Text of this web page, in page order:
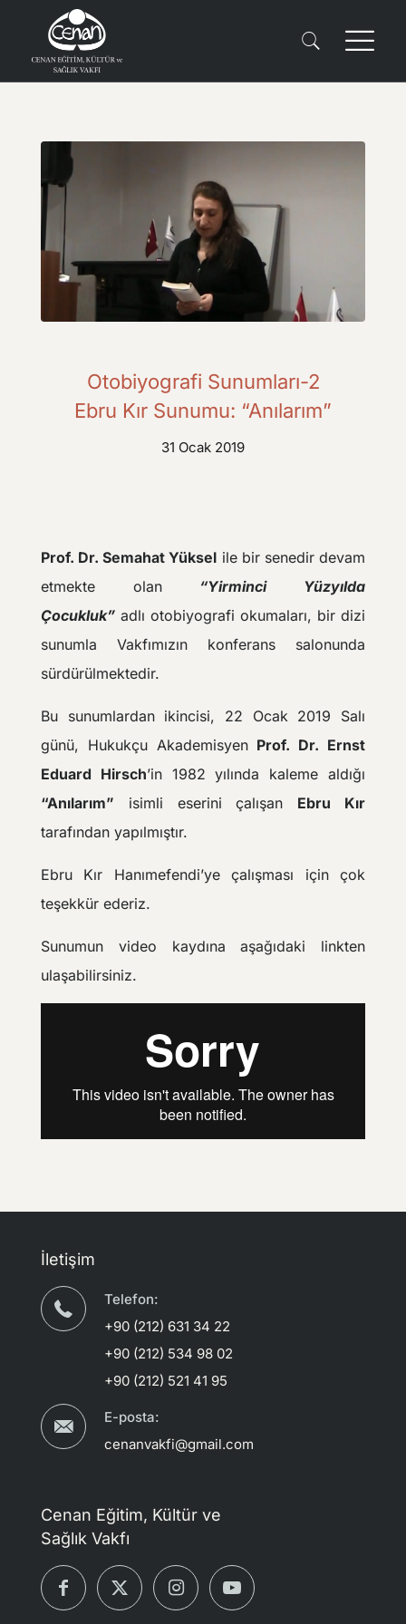
Otobiyografi Sunumları-2
Ebru Kır Sunumu: “Anılarım”
31 Ocak 2019
Prof. Dr. Semahat Yüksel ile bir senedir devam
etmekte olan “Yirminci Yüzyılda
Çocukluk” adlı otobiyografi okumaları, bir dizi
sunumla Vakfımızın konferans salonunda
sürdürülmektedir.
Bu sunumlardan ikincisi, 22 Ocak 2019 Salı
günü, Hukukçu Akademisyen Prof. Dr. Ernst
Eduard Hirsch’in 1982 yılında kaleme aldığı
“Anılarım” isimli eserini çalışan Ebru Kır
tarafından yapılmıştır.
Ebru Kır Hanımefendi’ye çalışması için çok
teşekkür ederiz.
Sunumun video kaydına aşağıdaki linkten
ulaşabilirsiniz.
İletişim
Telefon:
+90 (212) 631 34 22
+90 (212) 534 98 02
+90 (212) 521 41 95
E-posta:
cenanvakfi@gmail.com
Cenan Eğitim, Kültür ve
Sağlık Vakfı